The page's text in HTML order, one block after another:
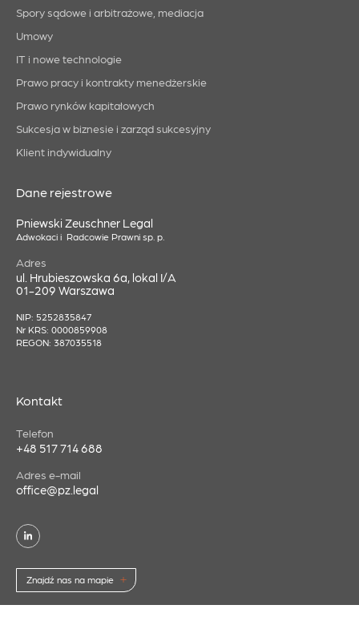
Spory sądowe i arbitrażowe, mediacja
Umowy
IT i nowe technologie
Prawo pracy i kontrakty menedżerskie
Prawo rynków kapitałowych
Sukcesja w biznesie i zarząd sukcesyjny
Klient indywidualny
Dane rejestrowe
Pniewski Zeuschner Legal
Adwokaci i Radcowie Prawni sp. p.
Adres
ul. Hrubieszowska 6a, lokal I/A
01-209 Warszawa
NIP: 5252835847
Nr KRS: 0000859908
REGON: 387035518
Kontakt
Telefon
+48 517 714 688
Adres e-mail
office@pz.legal
Znajdź nas na mapie